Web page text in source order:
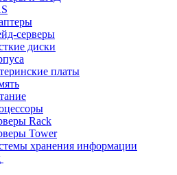
серверы
диски
платы
Rack
Tower
хранения информации